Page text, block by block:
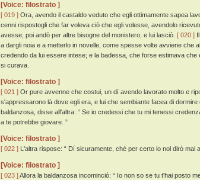
[Voice: filostrato ]
[ 019 ] Ora, avendo il castaldo veduto che egli ottimamente sapea
cenni rispostogli che far voleva ciò che egli volesse, avendolo
avesse; poi andò per altre bisogne del monistero, e lui lasciò. [ 020 ]
a dargli noia e a metterlo in novelle, come spesse volte avviene che
credendo da lui essere intese; e la badessa, che forse estimava
si curava.
[Voice: filostrato ]
[ 021 ] Or pure avvenne che costui, un dí avendo lavorato molto e
s'appressarono là dove egli era, e lui che sembiante facea di
baldanzosa, disse all'altra: “ Se io credessi che tu mi tenessi
a te potrebbe giovare. ”
[Voice: filostrato ]
[ 022 ] L'altra rispose: “ Dí sicuramente, ché per certo io nol dirò mai a
[Voice: filostrato ]
[ 023 ]Allora la baldanzosa incominciò: “ Io non so se tu t'hai posto